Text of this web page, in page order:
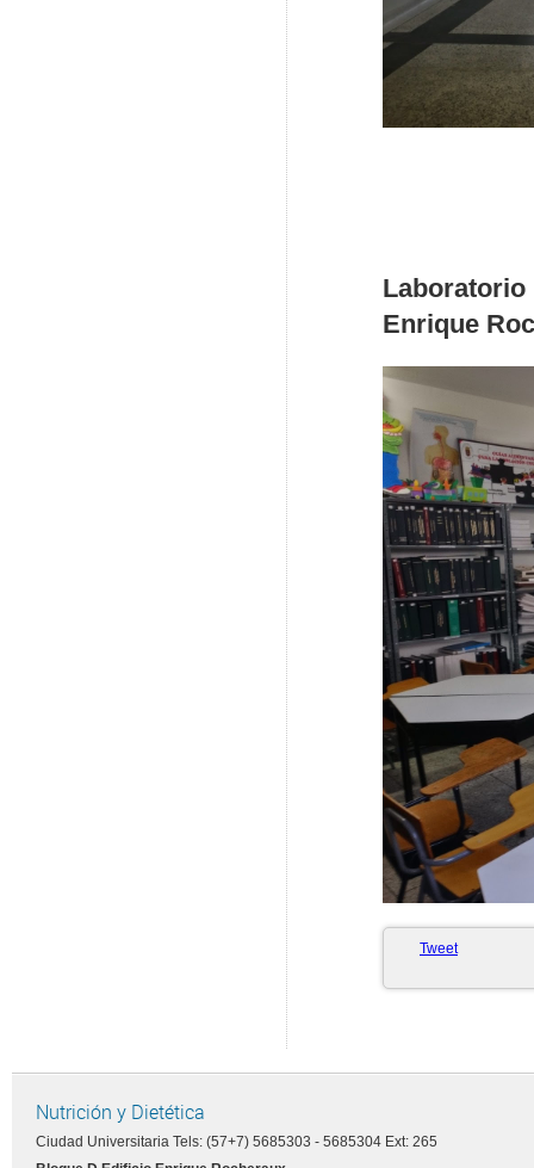
Enrique
Tweet
Nutrición y Dietética
Ciudad Universitaria Tels: (57+7) 5685303 - 5685304 Ext: 265